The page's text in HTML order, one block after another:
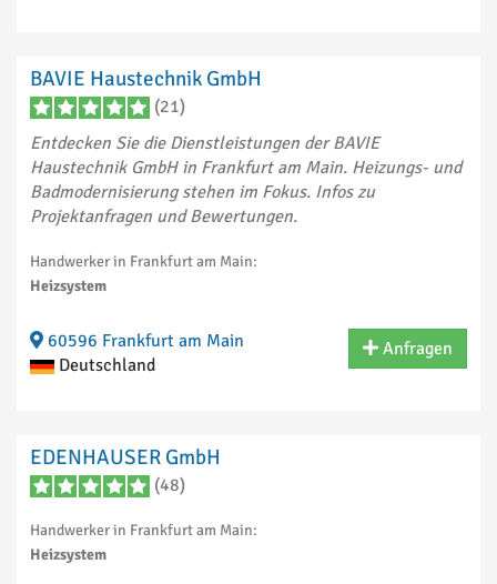
BAVIE Haustechnik GmbH
(21)
Entdecken Sie die Dienstleistungen der BAVIE
Haustechnik GmbH in Frankfurt am Main. Heizungs- und
Badmodernisierung stehen im Fokus. Infos zu
Projektanfragen und Bewertungen.
Handwerker in Frankfurt am Main:
Heizsystem
60596 Frankfurt am Main
Deutschland
Anfragen
EDENHAUSER GmbH
(48)
Handwerker in Frankfurt am Main:
Heizsystem